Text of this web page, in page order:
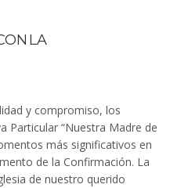
LA
y compromiso, los
Particular “Nuestra Madre de
más significativos en
de la Confirmación. La
de nuestro querido